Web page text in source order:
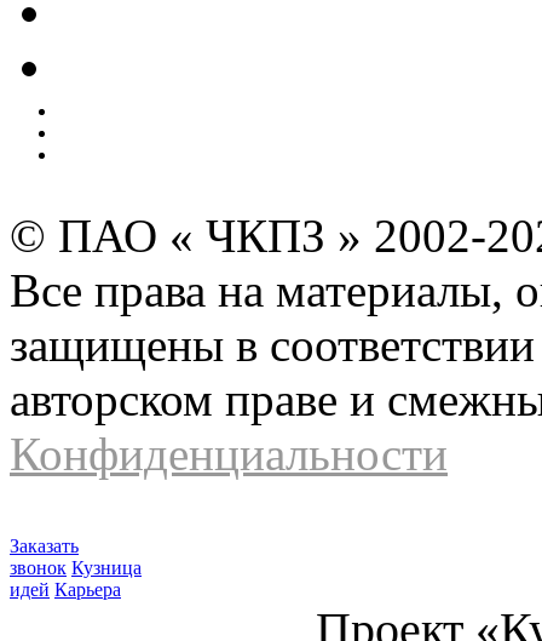
© ПАО « ЧКПЗ » 2002-
Все права на материалы,
защищены в соответствии
авторском праве и
Конфиденциальности
Заказать
звонок Кузница
идей Карьера
Проект